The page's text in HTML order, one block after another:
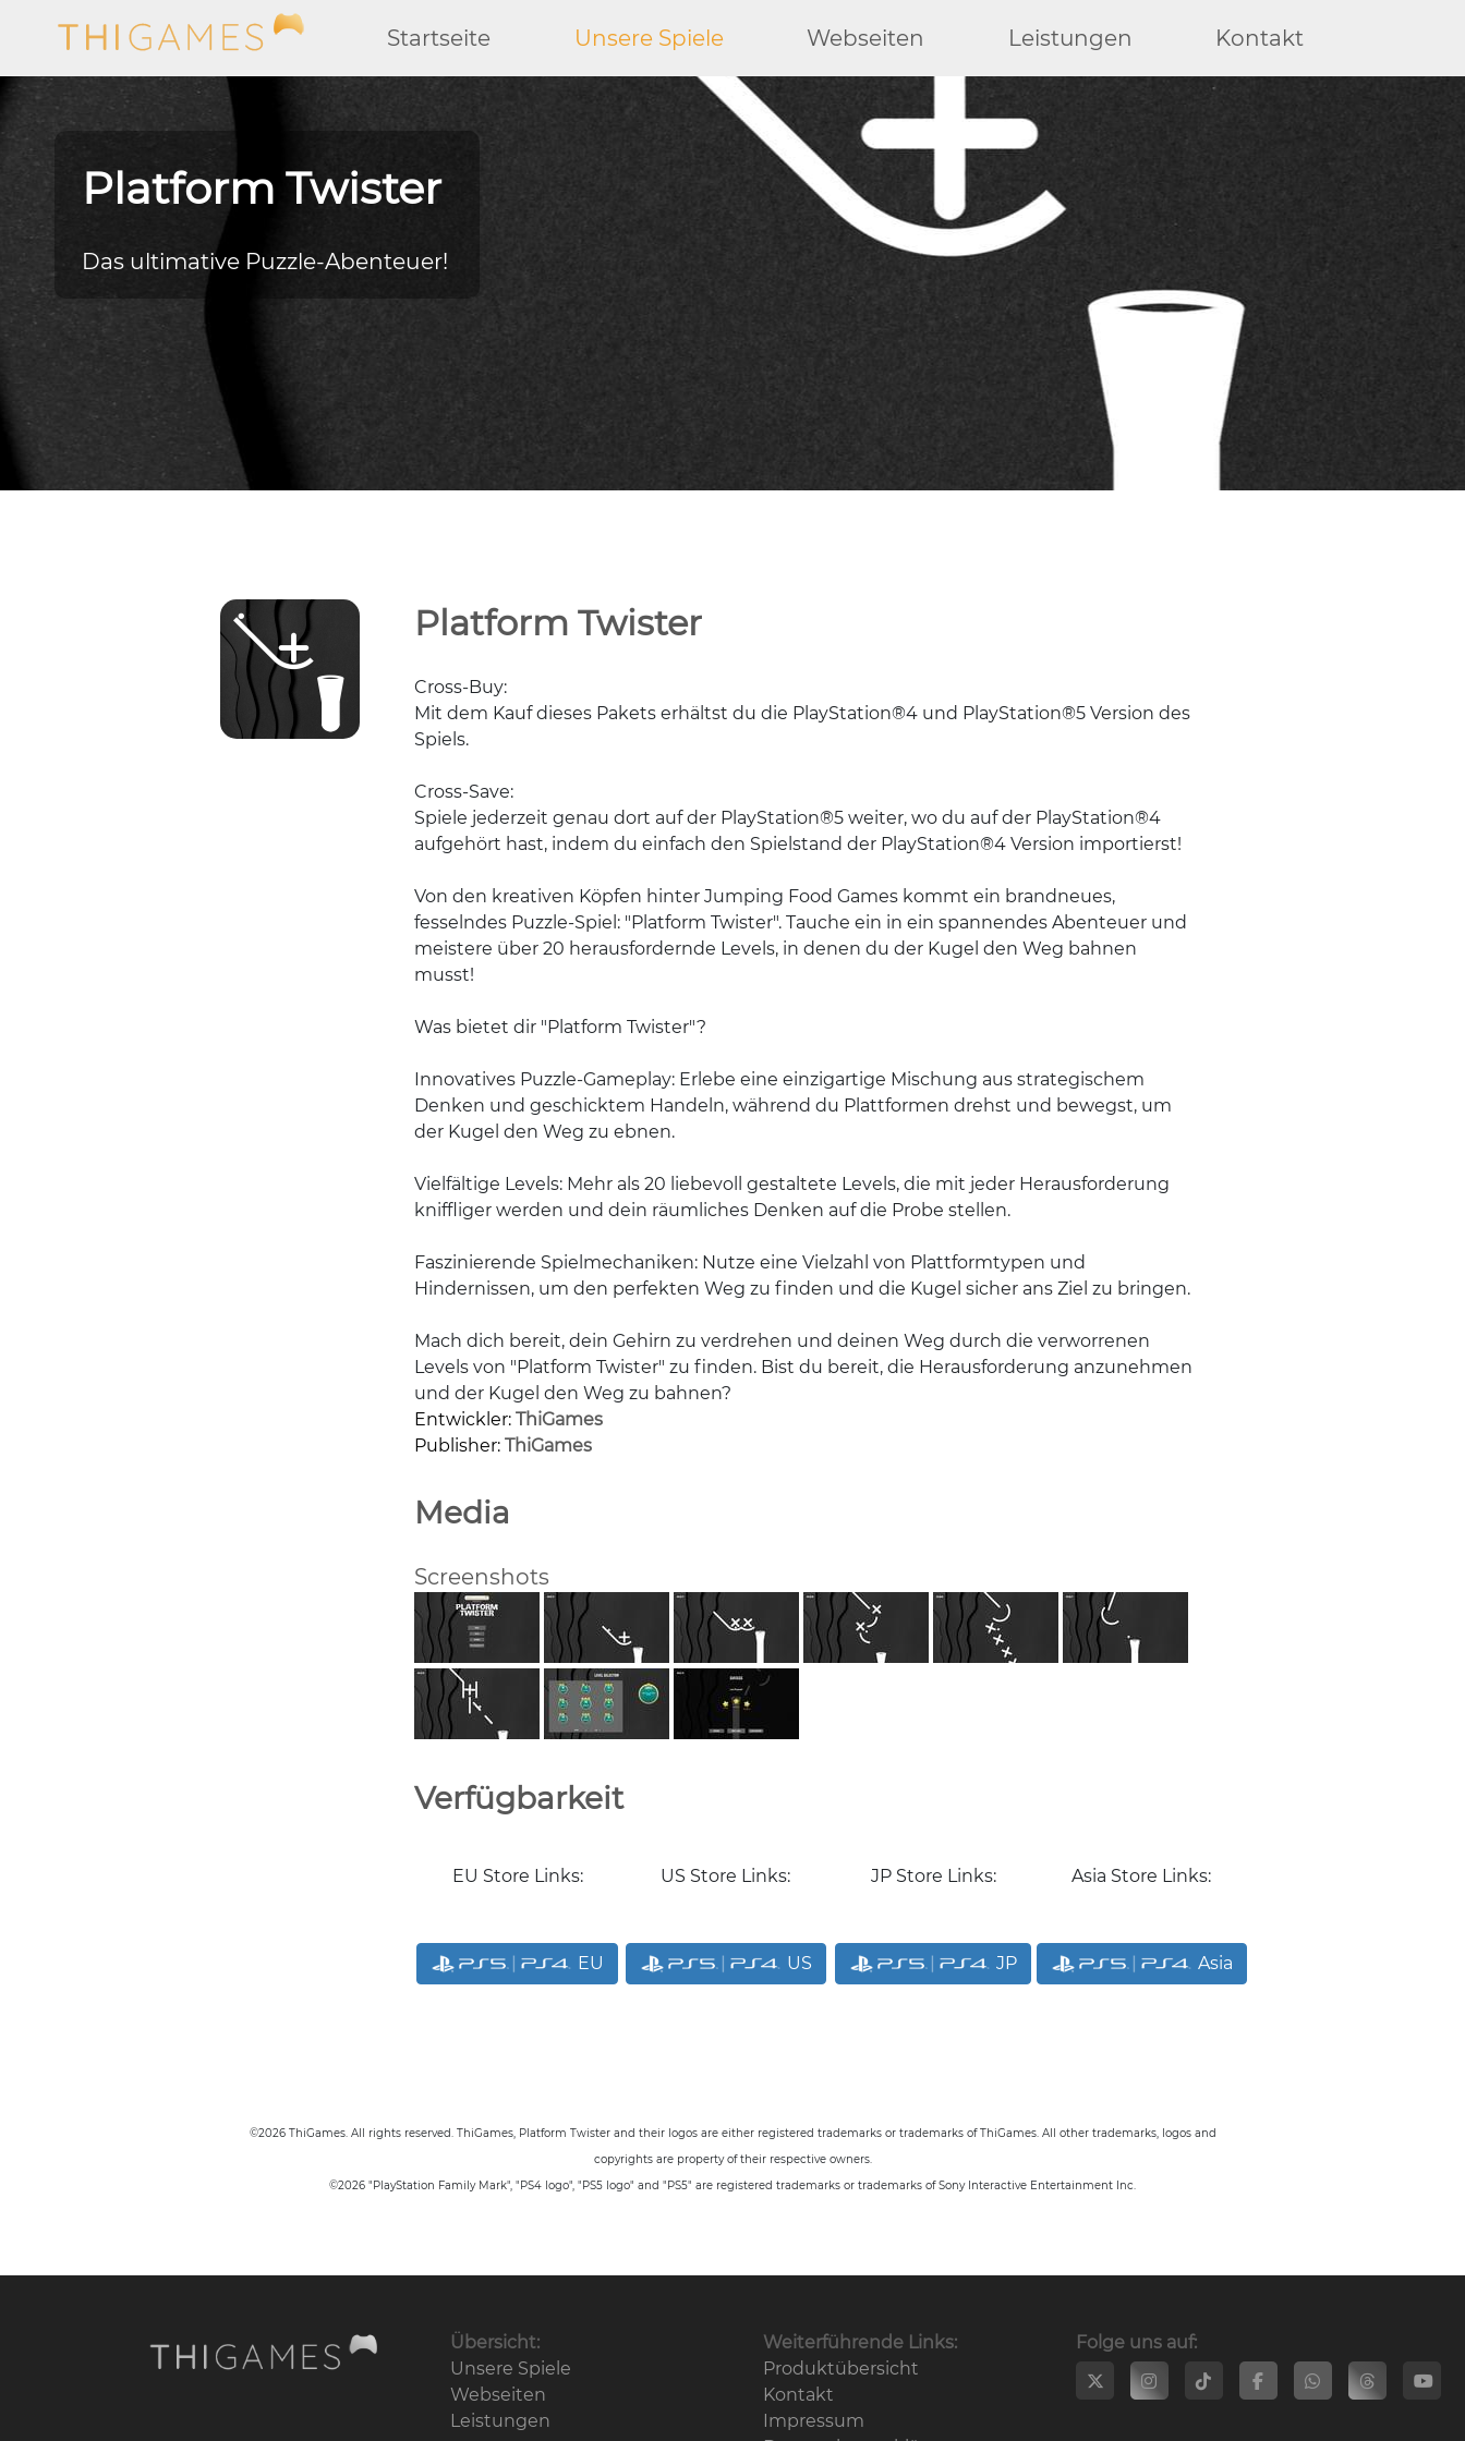
Startseite Unsere Spiele Webseiten Leistungen Kontakt
Platform Twister
Das ultimative Puzzle-Abenteuer!
Platform Twister
Cross-Buy:
Mit dem Kauf dieses Pakets erhältst du die PlayStation®4 und PlayStation®5 Version des
Spiels.
Cross-Save:
Spiele jederzeit genau dort auf der PlayStation®5 weiter, wo du auf der PlayStation®4
aufgehört hast, indem du einfach den Spielstand der PlayStation®4 Version importierst!
Von den kreativen Köpfen hinter Jumping Food Games kommt ein brandneues,
fesselndes Puzzle-Spiel: "Platform Twister". Tauche ein in ein spannendes Abenteuer und
meistere über 20 herausfordernde Levels, in denen du der Kugel den Weg bahnen
musst!
Was bietet dir "Platform Twister"?
Innovatives Puzzle-Gameplay: Erlebe eine einzigartige Mischung aus strategischem
Denken und geschicktem Handeln, während du Plattformen drehst und bewegst, um
der Kugel den Weg zu ebnen.
Vielfältige Levels: Mehr als 20 liebevoll gestaltete Levels, die mit jeder Herausforderung
kniffliger werden und dein räumliches Denken auf die Probe stellen.
Faszinierende Spielmechaniken: Nutze eine Vielzahl von Plattformtypen und
Hindernissen, um den perfekten Weg zu finden und die Kugel sicher ans Ziel zu bringen.
Mach dich bereit, dein Gehirn zu verdrehen und deinen Weg durch die verworrenen
Levels von "Platform Twister" zu finden. Bist du bereit, die Herausforderung anzunehmen
und der Kugel den Weg zu bahnen?
Entwickler: ThiGames
Publisher: ThiGames
Media
Screenshots
Verfügbarkeit
EU Store Links:
EU
US Store Links:
US
JP Store Links:
JP
Asia Store Links:
Asia
©2026 ThiGames. All rights reserved. ThiGames, Platform Twisterand their logos are either registered trademarks or trademarks of ThiGames. All other trademarks, logos and
copyrights are property of their respective owners.
©2026 "PlayStation Family Mark", "PS4 logo", "PS5 logo" and "PS5" are registered trademarks or trademarks of Sony Interactive Entertainment Inc.
Übersicht:
Unsere Spiele
Webseiten
Leistungen
Weiterführende Links:
Produktübersicht
Kontakt
Impressum
Folge uns auf: